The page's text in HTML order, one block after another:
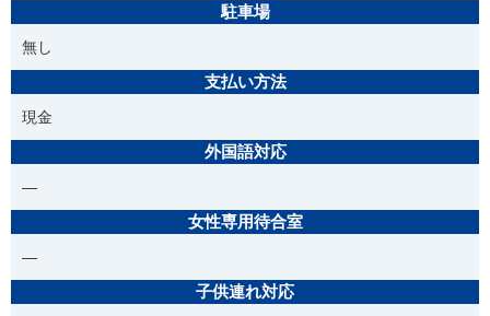
駐車場
無し
支払い方法
現金
外国語対応
―
女性専用待合室
―
子供連れ対応